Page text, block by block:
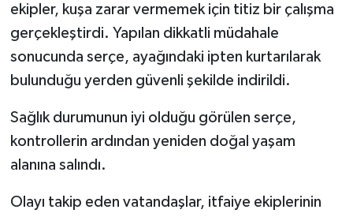
ekipler, kuşa zarar vermemek için titiz bir çalışma
gerçekleştirdi. Yapılan dikkatli müdahale
sonucunda serçe, ayağındaki ipten kurtarılarak
bulunduğu yerden güvenli şekilde indirildi.
Sağlık durumunun iyi olduğu görülen serçe,
kontrollerin ardından yeniden doğal yaşam
alanına salındı.
Olayı takip eden vatandaşlar, itfaiye ekiplerinin